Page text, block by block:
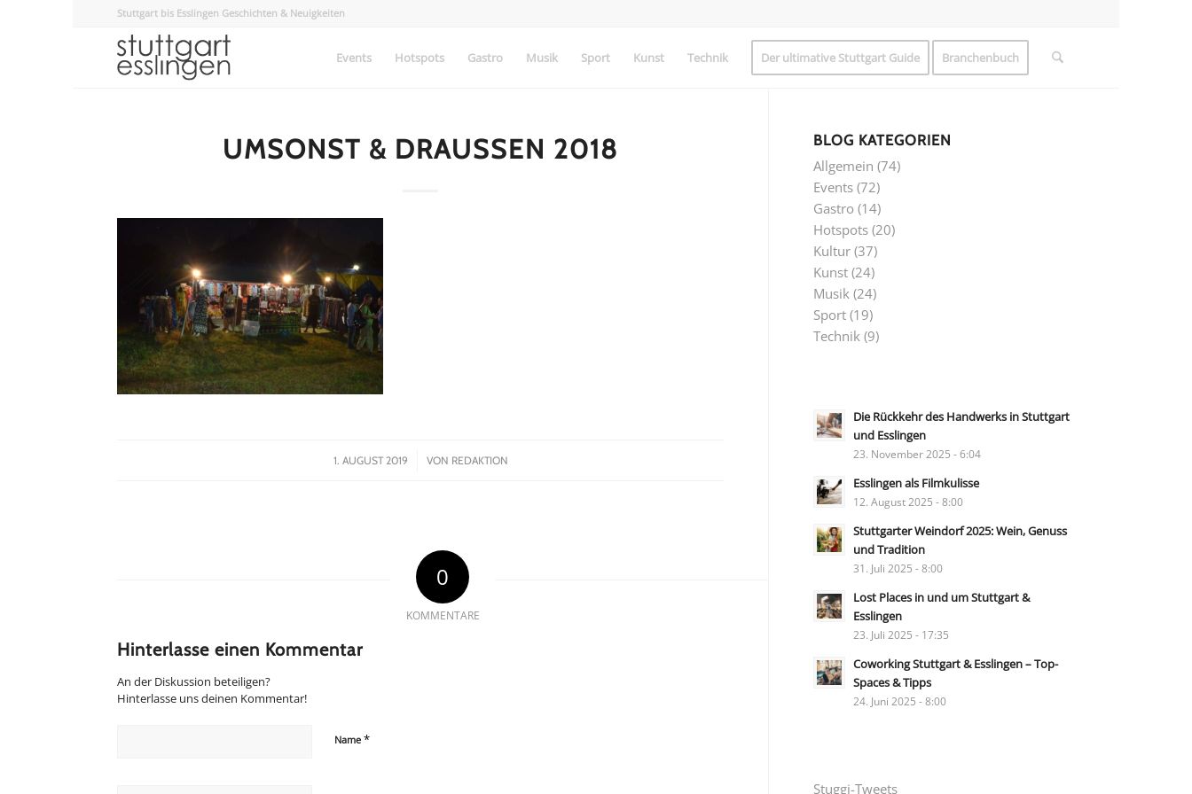
Stuttgart bis Esslingen Geschichten & Neuigkeiten
Events Hotspots Gastro Musik Sport Kunst Technik Der ultimative Stuttgart Guide Branchenbuch
UMSONST & DRAUSSEN 2018
1. AUGUST 2019
/ VON REDAKTION
0
KOMMENTARE
Hinterlasse einen Kommentar
An der Diskussion beteiligen?
Hinterlasse uns deinen Kommentar!
Name *
BLOG KATEGORIEN
Allgemein (74)
Events (72)
Gastro (14)
Hotspots (20)
Kultur (37)
Kunst (24)
Musik (24)
Sport (19)
Technik (9)
Die Rückkehr des Handwerks in Stuttgart
und Esslingen
23. November 2025 - 6:04
Esslingen als Filmkulisse
12. August 2025 - 8:00
Stuttgarter Weindorf 2025: Wein, Genuss
und Tradition
31. Juli 2025 - 8:00
Lost Places in und um Stuttgart &
Esslingen
23. Juli 2025 - 17:35
Coworking Stuttgart & Esslingen – Top-
Spaces & Tipps
24. Juni 2025 - 8:00
Stuggi-Tweets